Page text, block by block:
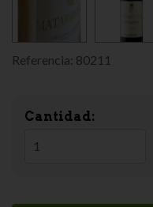
Referencia: 80211
Cantidad: